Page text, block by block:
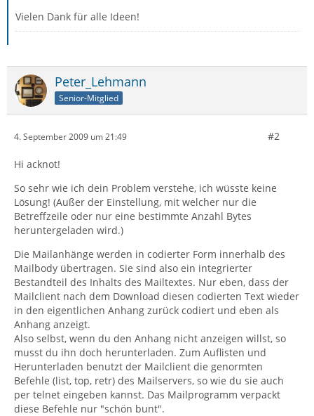
Vielen Dank für alle Ideen!
Peter_Lehmann
Senior-Mitglied
4. September 2009 um 21:49 #2
Hi acknot!
So sehr wie ich dein Problem verstehe, ich wüsste keine
Lösung! (Außer der Einstellung, mit welcher nur die
Betreffzeile oder nur eine bestimmte Anzahl Bytes
heruntergeladen wird.)
Die Mailanhänge werden in codierter Form innerhalb des
Mailbody übertragen. Sie sind also ein integrierter
Bestandteil des Inhalts des Mailtextes. Nur eben, dass der
Mailclient nach dem Download diesen codierten Text wieder
in den eigentlichen Anhang zurück codiert und eben als
Anhang anzeigt.
Also selbst, wenn du den Anhang nicht anzeigen willst, so
musst du ihn doch herunterladen. Zum Auflisten und
Herunterladen benutzt der Mailclient die genormten
Befehle (list, top, retr) des Mailservers, so wie du sie auch
per telnet eingeben kannst. Das Mailprogramm verpackt
diese Befehle nur "schön bunt".